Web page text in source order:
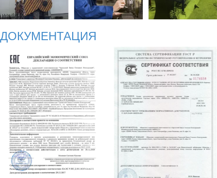
ДОКУМЕНТАЦИЯ